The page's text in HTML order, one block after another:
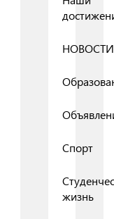
НОВОСТИ
Спорт
жизнь